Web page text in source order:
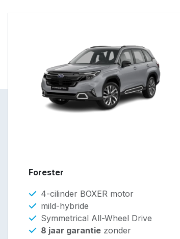
Forester
4-cilinder BOXER motor
mild-hybride
Symmetrical All-Wheel Drive
8 jaar garantie zonder